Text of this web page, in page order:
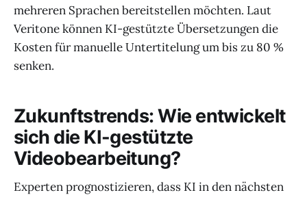
mehreren Sprachen bereitstellen möchten. Laut
Veritone können KI-gestützte Übersetzungen die
Kosten für manuelle Untertitelung um bis zu 80 %
senken.
Zukunftstrends: Wie entwickelt
sich die KI-gestützte
Videobearbeitung?
Experten prognostizieren, dass KI in den nächsten